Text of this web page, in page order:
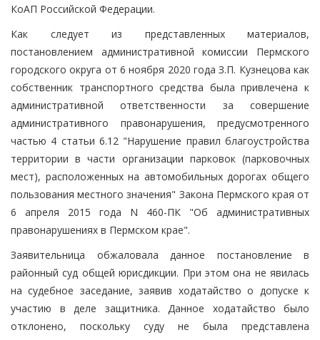
КоАП Российской Федерации.
Как следует из представленных материалов,
постановлением административной комиссии Пермского
городского округа от 6 ноября 2020 года З.П. Кузнецова как
собственник транспортного средства была привлечена к
административной ответственности за совершение
административного правонарушения, предусмотренного
частью 4 статьи 6.12 "Нарушение правил благоустройства
территории в части организации парковок (парковочных
мест), расположенных на автомобильных дорогах общего
пользования местного значения" Закона Пермского края от
6 апреля 2015 года N 460-ПК "Об административных
правонарушениях в Пермском крае".
Заявительница обжаловала данное постановление в
районный суд общей юрисдикции. При этом она не явилась
на судебное заседание, заявив ходатайство о допуске к
участию в деле защитника. Данное ходатайство было
отклонено, поскольку суду не была представлена